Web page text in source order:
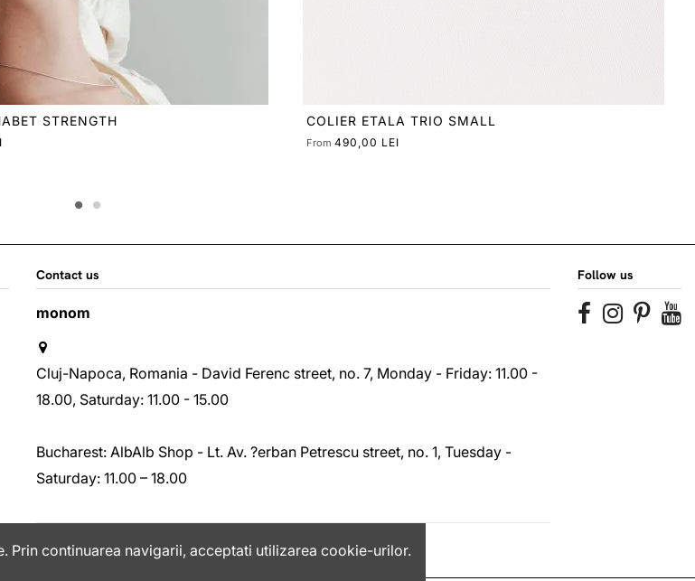
Contact us
monom
Cluj-Napoca, Romania - David Ferenc street, no. 7, Monday - Friday: 11.00 -
18.00, Saturday: 11.00 - 15.00
Bucharest: AlbAlb Shop - Lt. Av. ?erban Petrescu street, no. 1, Tuesday -
Saturday: 11.00 – 18.00
+40763408075
Follow us
Prin continuarea navigarii, acceptati utilizarea cookie-urilor.